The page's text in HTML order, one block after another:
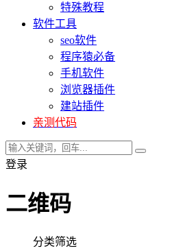
特殊教程
软件工具
seo软件
程序猿必备
手机软件
浏览器插件
建站插件
亲测代码
登录
二维码
分类筛选